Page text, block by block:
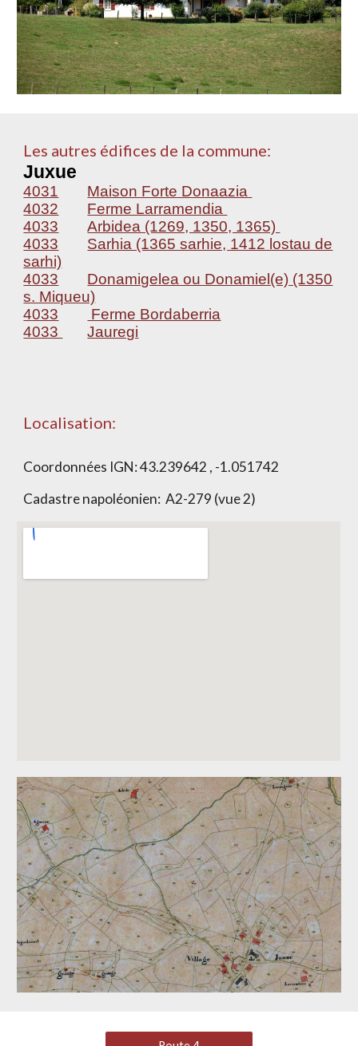
Les autres édifices de la commune:
Juxue
4031
Maison Forte Donaazia
4032
Ferme Larramendia
4033
Arbidea (1269, 1350, 1365)
4033
Sarhia (1365 sarhie, 1412 lostau de
sarhi)
4033
Donamigelea ou Donamiel(e) (1350
s. Miqueu)
4033
Ferme Bordaberria
4033
Jauregi
Localisation:
Coordonnées IGN:43.239642 , -1.051742
Cadastre napoléonien:A2-279 (vue 2)